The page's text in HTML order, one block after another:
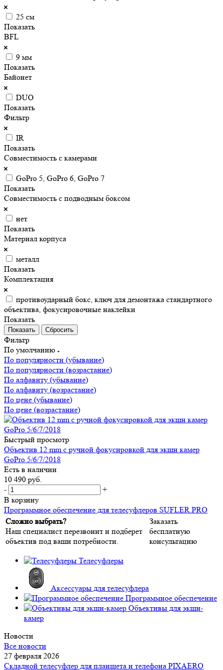
25 см
Показать
BFL
9 мм
Показать
Байонет
DUO
Показать
Фильтр
IR
Показать
Совместимость с камерами
GoPro 5, GoPro 6, GoPro 7
Показать
Совместимость с подводным боксом
нет
Показать
Материал корпуса
металл
Показать
Комплектация
противоударный бокс, ключ для демонтажа стандартного
объектива, фокусировочные наклейки
Показать
Сбросить
Фильтр
По умолчанию
По популярности (убывание)
По популярности (возрастание)
По алфавиту (убывание)
По алфавиту (возрастание)
По цене (убывание)
По цене (возрастание)
Быстрый просмотр
Объектив 12 mm с ручной фокусировкой для экшн камер
GoPro 5/6/7/2018
Есть в наличии
10 490 руб.
-
+
В корзину
Программное обеспечение для телесуфлеров SUFLER.PRO
Сложно выбрать?
Наш специалист перезвонит и подберет
объектив под ваши потребности.
Заказать
бесплатную
консультацию
Телесуфлеры
Аксессуары для телесуфлера
Программное обеспечение
Объективы для экшн-
камер
Новости
Все новости
27 февраля 2026
Складной телесуфлер для планшета и телефона PIXAERO